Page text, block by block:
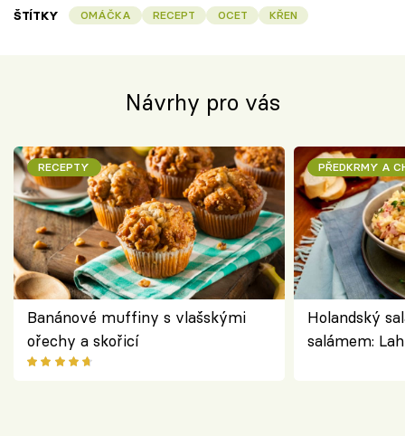
ŠTÍTKY OMÁČKA RECEPT OCET KŘEN
Návrhy pro vás
RECEPTY
Banánové muffiny s vlašskými
ořechy a skořicí
PŘEDKRMY A
Holandský
salámem: